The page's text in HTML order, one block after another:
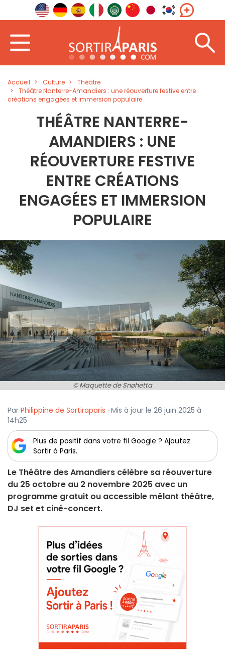
Accueil Culture
Théâtre
Théâtre Nanterre-Amandiers : une réouverture festive entre
créations engagées et immersion populaire
THÉÂTRE NANTERRE-
AMANDIERS : UNE
RÉOUVERTURE FESTIVE
ENTRE CRÉATIONS
ENGAGÉES ET IMMERSION
POPULAIRE
© Maquette de Snøhetta
Par Philippine de Sortiraparis · Mis à jour le 26 juin 2025 à
14h25
Plus de positif dans votre fil Google ? Ajoutez
Sortir à Paris.
Le Théâtre des Amandiers célèbre sa réouverture
du 25 octobre au 2 novembre 2025 avec un
programme gratuit ou accessible mêlant théâtre,
DJ set et ciné-concert.